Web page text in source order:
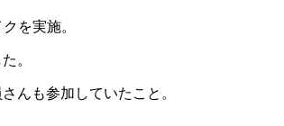
を実施。
。
んも参加していたこと。